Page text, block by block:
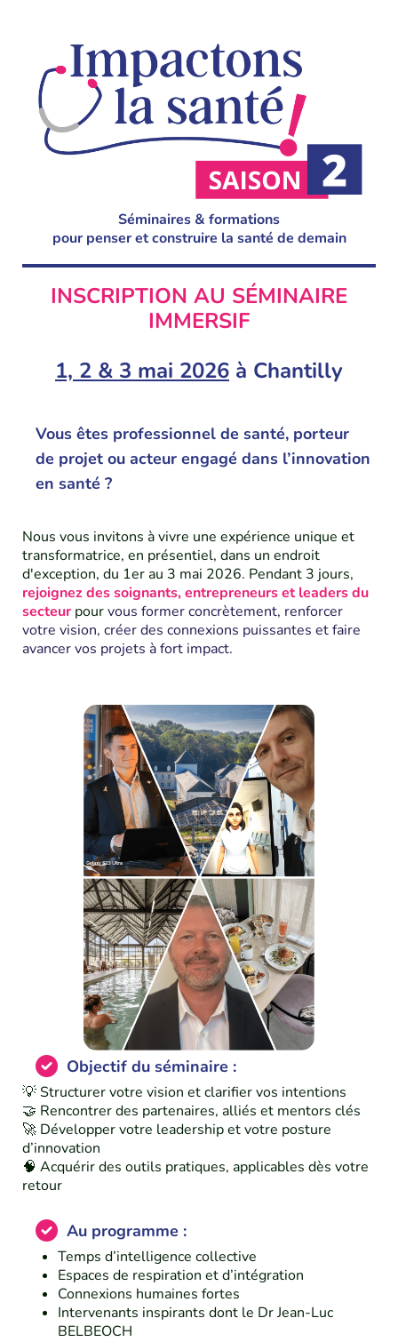
Séminaires & formations
pour penser et construire la santé de demain
INSCRIPTION AU SÉMINAIRE
IMMERSIF
1, 2 & 3 mai 2026 à Chantilly
Vous êtes professionnel de santé, porteur
de projet ou acteur engagé dans l’innovation
en santé ?
Nous vous invitons à vivre une expérience unique et
transformatrice, en présentiel, dans un endroit
d'exception, du 1er au 3 mai 2026. Pendant 3 jours,
rejoignez des soignants, entrepreneurs et leaders du
secteur pourvous former concrètement, renforcer
votre vision, créer des connexions puissantes et faire
avancer vos projets à fort impact.
Objectif du séminaire :
💡 Structurer votre vision et clarifier vos intentions
🤝 Rencontrer des partenaires, alliés et mentors clés
🚀 Développer votre leadership et votre posture
d’innovation
🧠 Acquérir des outils pratiques, applicables dès votre
retour
Au programme :
Temps d’intelligence collective
Espaces de respiration et d’intégration
Connexions humaines fortes
Intervenants inspirants dont le Dr Jean-Luc
BELBEOCH